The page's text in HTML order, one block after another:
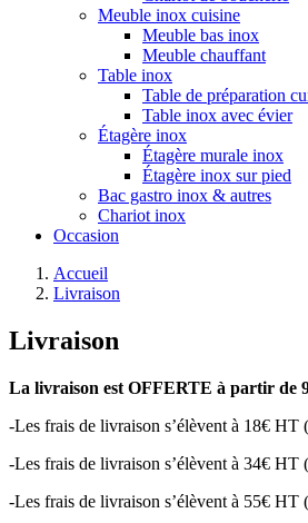
Meuble inox cuisine
Meuble bas inox
Meuble chauffant
Table inox
Table de préparation
Table inox avec évier
Étagère inox
Étagère murale inox
Étagère inox sur pied
Bac gastro inox & autres
Chariot inox
Occasion
Accueil
Livraison
Livraison
La livraison est OFFERTE à partir de
-Les frais de livraison s’élèvent à 18€
-Les frais de livraison s’élèvent à 34€
-Les frais de livraison s’élèvent à 55€